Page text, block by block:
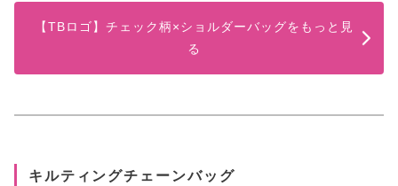
【TBロゴ】チェック柄×ショルダーバッグをもっと見
る
キルティングチェーンバッグ